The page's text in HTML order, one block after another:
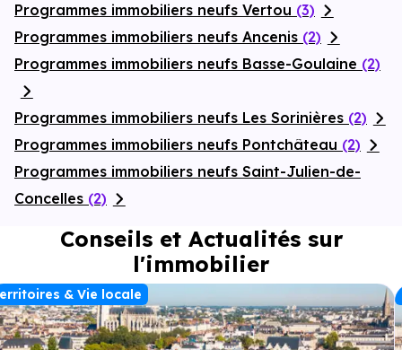
Programmes immobiliers neufs Vertou (3)
Programmes immobiliers neufs Ancenis (2)
Programmes immobiliers neufs Basse-Goulaine (2)
Programmes immobiliers neufs Les Sorinières (2)
Programmes immobiliers neufs Pontchâteau (2)
Programmes immobiliers neufs Saint-Julien-de-
Concelles (2)
Conseils et Actualités sur
l'immobilier
& Vie locale